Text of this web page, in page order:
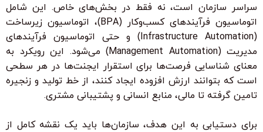
سراسر سازماناست، نه فقط در بخش‌های خاص. این شامل
اتوماسیون فرآیندهای کسب‌وکار (BPA)، اتوماسیون زیرساخت
(Infrastructure Automation) و حتی اتوماسیون فرآیندهای
مدیریت (Management Automation) می‌شود. این رویکرد به
معنای شناسایی فرصت‌ها برای استقرار ایجنت‌ها در هر سطحی
است که بتوانند ارزش افزوده ایجاد کنند، از خط تولید و زنجیره
تامین گرفته تا مالی، منابع انسانی و پشتیبانی مشتری.
برای دستیابی به این هدف، سازمان‌ها باید یک نقشه کامل از